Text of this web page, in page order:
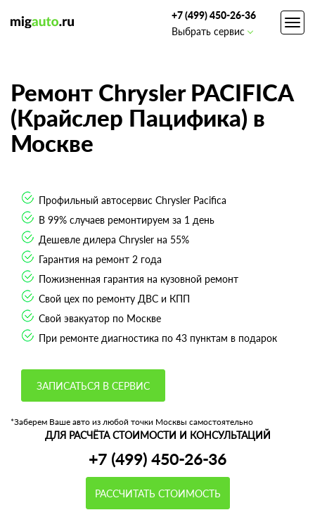
+7 (499) 450-26-36
Выбрать сервис
Ремонт Chrysler PACIFICA
(Крайслер Пацифика) в
Москве
Профильный автосервис Chrysler Pacifica
В 99% случаев ремонтируем за 1 день
Дешевле дилера Chrysler на 55%
Гарантия на ремонт 2 года
Пожизненная гарантия на кузовной ремонт
Свой цех по ремонту ДВС и КПП
Свой эвакуатор по Москве
При ремонте диагностика по 43 пунктам в подарок
ЗАПИСАТЬСЯ В СЕРВИС
*Заберем Ваше авто из любой точки Москвы самостоятельно
ДЛЯ РАСЧЁТА СТОИМОСТИ И КОНСУЛЬТАЦИЙ
+7 (499) 450-26-36
РАССЧИТАТЬ СТОИМОСТЬ